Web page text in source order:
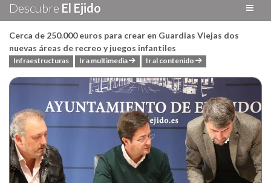
Descubre El Ejido
Cerca de 250.000 euros para crear en Guardias Viejas dos
nuevas áreas de recreo y juegos infantiles
Infraestructuras Ir a multimedia Ir al contenido